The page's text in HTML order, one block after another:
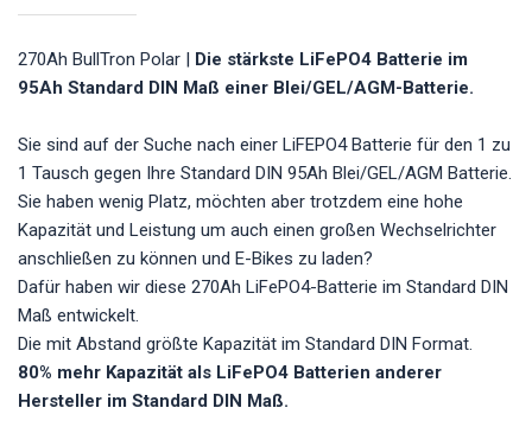
270Ah BullTron Polar | Die stärkste LiFePO4 Batterie im
95Ah Standard DIN Maß einer Blei/GEL/AGM-Batterie.
Sie sind auf der Suche nach einer LiFEPO4 Batterie für den 1 zu
1 Tausch gegen Ihre Standard DIN 95Ah Blei/GEL/AGM Batterie.
Sie haben wenig Platz, möchten aber trotzdem eine hohe
Kapazität und Leistung um auch einen großen Wechselrichter
anschließen zu können und E-Bikes zu laden?
Dafür haben wir diese 270Ah LiFePO4-Batterie im Standard DIN
Maß entwickelt.
Die mit Abstand größte Kapazität im Standard DIN Format.
80% mehr Kapazität als LiFePO4 Batterien anderer
Hersteller im Standard DIN Maß.